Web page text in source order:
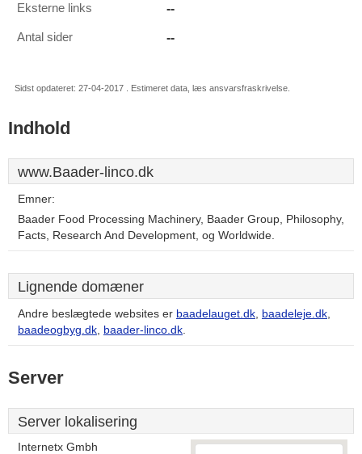
Eksterne links --
Antal sider --
Sidst opdateret: 27-04-2017 . Estimeret data, læs ansvarsfraskrivelse.
Indhold
www.Baader-linco.dk
Emner:
Baader Food Processing Machinery, Baader Group, Philosophy,
Facts, Research And Development, og Worldwide.
Lignende domæner
Andre beslægtede websites er baadelauget.dk, baadeleje.dk,
baadeogbyg.dk, baader-linco.dk.
Server
Server lokalisering
Internetx Gmbh